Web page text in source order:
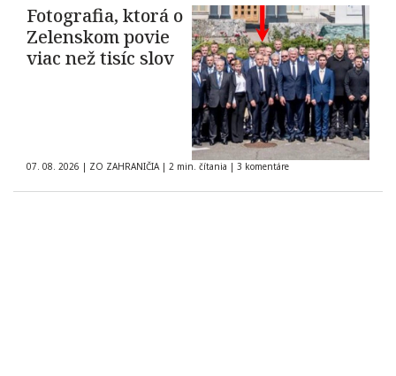
Fotografia, ktorá o
Zelenskom povie
viac než tisíc slov
07. 08. 2026 | ZO ZAHRANIČIA | 2 min. čítania | 3 komentáre